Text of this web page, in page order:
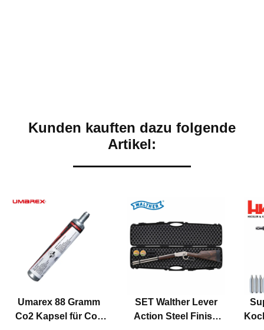
Kunden kauften dazu folgende
Artikel:
Umarex 88 Gramm
Co2 Kapsel für Co2
SET Walther Lever
Action Steel Finish